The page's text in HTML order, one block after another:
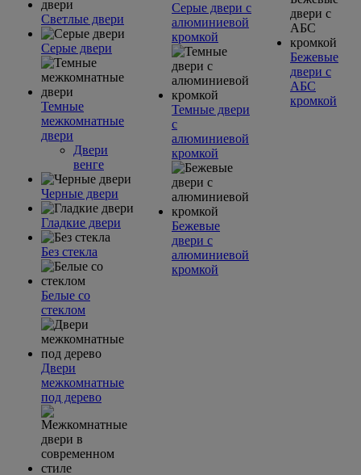
Светлые двери
Серые двери
Темные
межкомнатные
двери
Двери
венге
Черные двери
Гладкие двери
Без стекла
Белые со
стеклом
Двери
межкомнатные
под дерево
Серые двери с
алюминиевой
кромкой
Темные двери
с
алюминиевой
кромкой
Бежевые
двери с
алюминиевой
кромкой
Бежевые
двери с
АБС
кромкой